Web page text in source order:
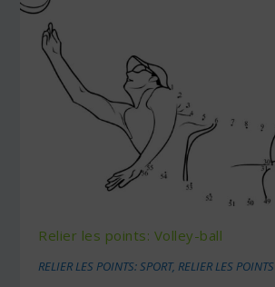
Relier les points: Volley-ball
RELIER LES POINTS: SPORT,RELIER LES POINTS